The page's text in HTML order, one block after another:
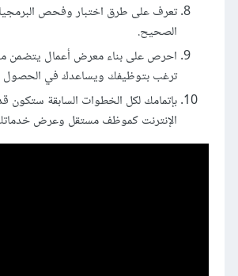
تعرف على طرق اختبار وفحص
الصحيح.
احرص على بناء معرض أعمال يتضمن
ترغب بتوظيفك ويساعدك في
بإتمامك لكل الخطوات السابقة
الإنترنت كموظف مستقل وعرض خدماتك